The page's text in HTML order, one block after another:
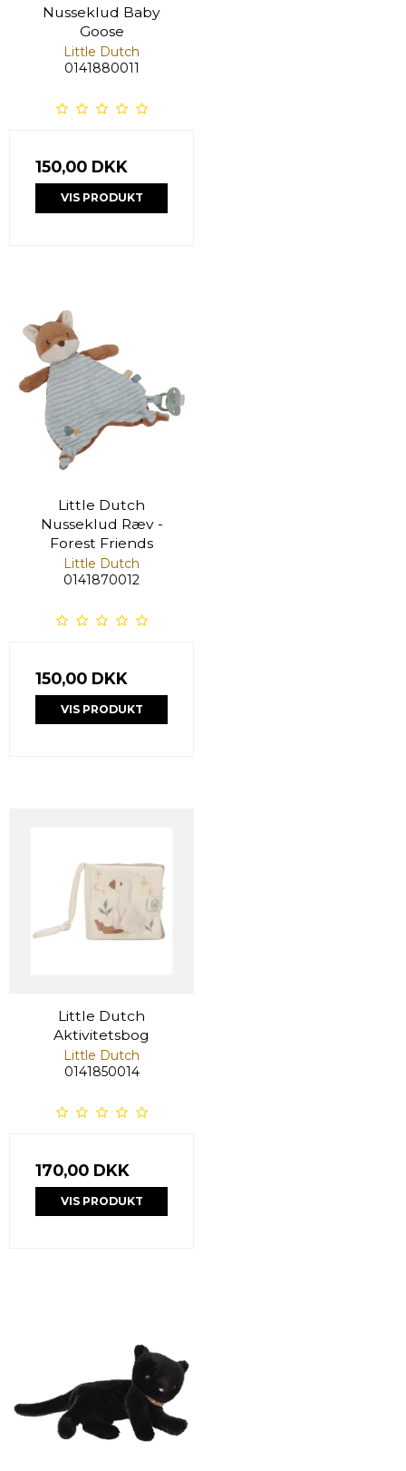
Nusseklud Baby
Goose
Little Dutch
0141880011
150,00 DKK
VIS PRODUKT
Little Dutch
Nusseklud Ræv -
Forest Friends
Little Dutch
0141870012
150,00 DKK
VIS PRODUKT
Little Dutch
Aktivitetsbog
Little Dutch
0141850014
170,00 DKK
VIS PRODUKT